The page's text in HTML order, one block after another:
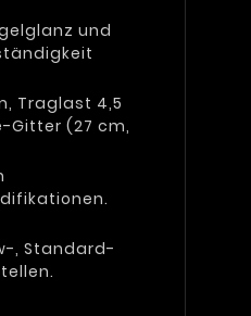
und
Traglast 4,5
Gitter (27 cm,
, Standard-